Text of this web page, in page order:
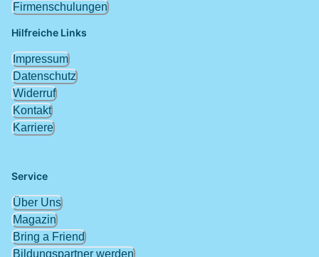
Hilfreiche Links
Impressum
Datenschutz
Widerruf
Kontakt
Karriere
Service
Über Uns
Magazin
Bring a Friend
Bildungspartner werden
Firmenschulungen